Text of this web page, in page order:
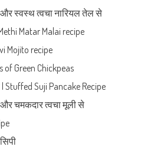
स्वस्थ त्वचा नारियल तेल से
Matar Malai recipe
Mojito recipe
Green Chickpeas
Stuffed Suji Pancake Recipe
चमकदार त्वचा मूली से